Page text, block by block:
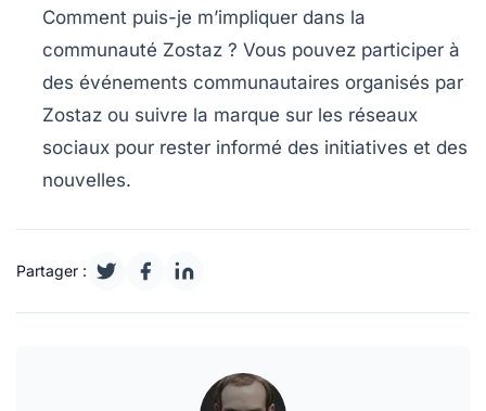
Comment puis-je m’impliquer dans la
communauté Zostaz ? Vous pouvez participer à
des événements communautaires organisés par
Zostaz ou suivre la marque sur les réseaux
sociaux pour rester informé des initiatives et des
nouvelles.
Partager :